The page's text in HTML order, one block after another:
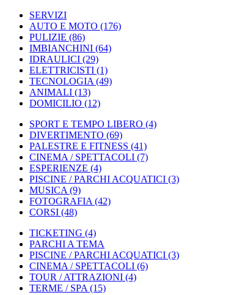
SERVIZI
AUTO E MOTO (176)
PULIZIE (86)
IMBIANCHINI (64)
IDRAULICI (29)
ELETTRICISTI (1)
TECNOLOGIA (49)
ANIMALI (13)
DOMICILIO (12)
SPORT E TEMPO LIBERO (4)
DIVERTIMENTO (69)
PALESTRE E FITNESS (41)
CINEMA / SPETTACOLI (7)
ESPERIENZE (4)
PISCINE / PARCHI ACQUATICI (3)
MUSICA (9)
FOTOGRAFIA (42)
CORSI (48)
TICKETING (4)
PARCHI A TEMA
PISCINE / PARCHI ACQUATICI (3)
CINEMA / SPETTACOLI (6)
TOUR / ATTRAZIONI (4)
TERME / SPA (15)